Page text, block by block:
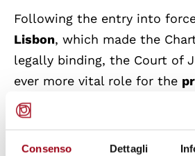
Consenso Dettagli
Following the entry into
Lisbon, which made the
legally binding, the Court of
ever more vital role for the
human rights
within the
Last update: 01.01.2024